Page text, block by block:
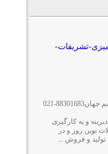
تشریفات-
021
و به کارگیری
نوین روز و در
تولید و فروش ...